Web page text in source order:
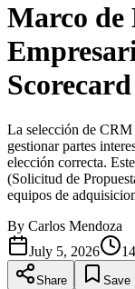
Marco de
La selección de CRM
gestionar partes
elección correcta.
(Solicitud de
equipos de
By Carlos Mendoza
July 5, 2026
14
Share Save